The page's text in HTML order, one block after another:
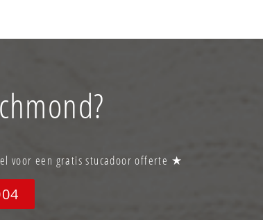
voor een gratis stucadoor offerte ★